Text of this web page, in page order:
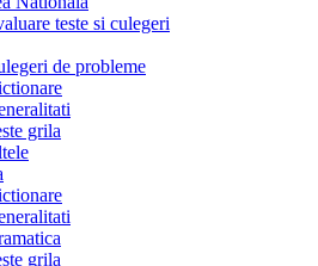
teste si culegeri
de probleme
grila
grila